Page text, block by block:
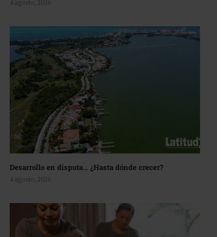
4 agosto, 2026
Desarrollo en disputa… ¿Hasta dónde crecer?
4 agosto, 2026